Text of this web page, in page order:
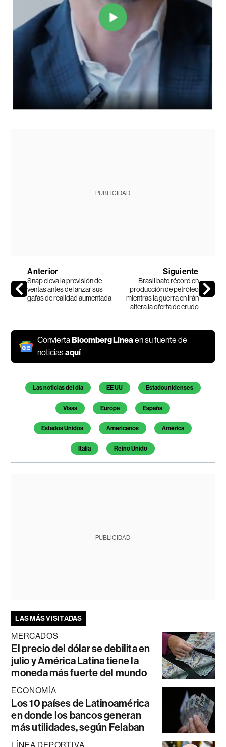
PUBLICIDAD
Anterior
Snap eleva la previsión de
ventas antes de lanzar sus
gafas de realidad aumentada
Siguiente
Brasil bate récord en
producción de petróleo
mientras la guerra en Irán
altera la oferta de crudo
ConviertaBloomberg Líneaen su fuente de
noticiasaquí
Temas de este artículo
Las noticias del día EE UU Estadounidenses
Visas Europa España
Estados Unidos Americanos América
Italia Reino Unido
PUBLICIDAD
LAS MÁS VISITADAS
MERCADOS
El precio del dólar se debilita en
julio y América Latina tiene la
moneda más fuerte del mundo
ECONOMÍA
Los 10 países de Latinoamérica
en donde los bancos generan
más utilidades, según Felaban